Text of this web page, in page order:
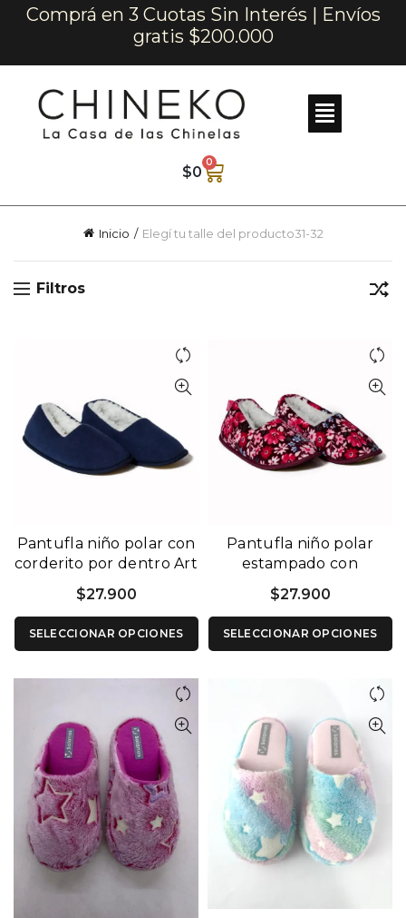
Comprá en 3 Cuotas Sin Interés | Envíos
gratis $200.000
$0
0
Inicio Elegí tu talle del producto31-32
Filtros
Pantufla niño polar con
corderito por dentro Art
$27.900
SELECCIONAR OPCIONES
Pantufla niño polar
estampado con
corderito por dentro art
1120 B
$27.900
SELECCIONAR OPCIONES